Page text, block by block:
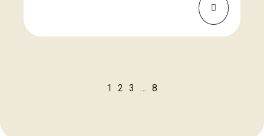
1 2 3 … 8